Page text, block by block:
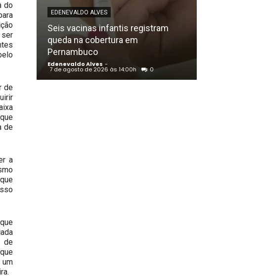
do
ser
de
de
a
de
EDENEVALDO ALVES
Seis vacinas infantis registram
queda na cobertura em
Pernambuco
Edenevaldo Alves -
7 de agosto de 2026 às 14:00h 0